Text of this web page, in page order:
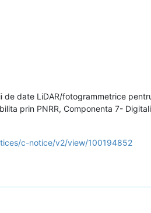
de date LiDAR/fotogrammetrice
prin PNRR, Componenta 7-
c-notice/v2/view/100194852